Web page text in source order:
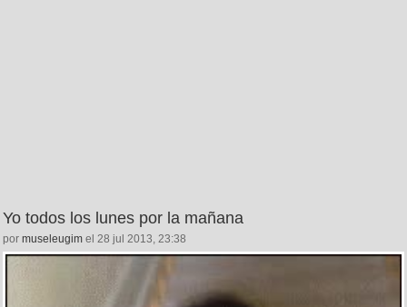
Yo todos los lunes por la mañana
por museleugim el 28 jul 2013, 23:38